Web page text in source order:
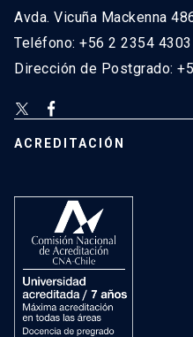
Avda. Vicuña Mackenna
Teléfono: +56 2 2354 4303
Dirección de Postgrado:
ACREDITACIÓN